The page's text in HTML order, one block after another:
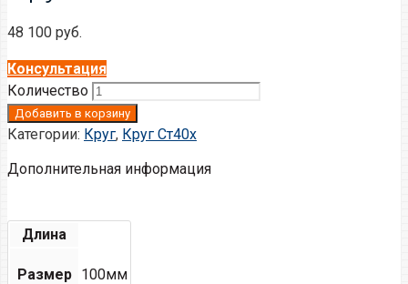
48 100 руб.
Консультация
Количество
Добавить в корзину
Категории: Круг, Круг Ст40х
Дополнительная информация
Длина
Размер 100мм